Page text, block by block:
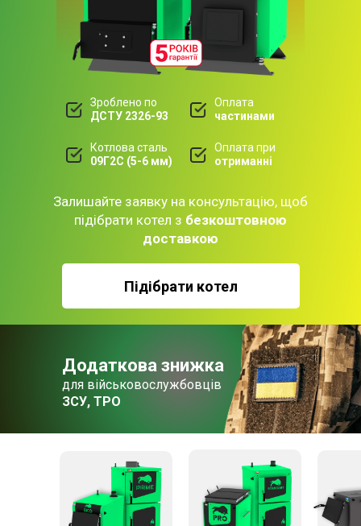
Зроблено по
ДСТУ 2326-93
Оплата при
отриманні
Котлова сталь
09Г2С (5-6 мм)
Залишайте заявку на консультацію, щоб
підібрати котел з безкоштовною
доставкою
Підібрати котел
Оплата
частинами
для військовослужбовців
ЗСУ, ТРО
Додаткова знижка